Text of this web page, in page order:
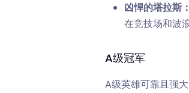
凶悍的塔拉斯
在竞技场和波
A级冠军
A级英雄可靠且强